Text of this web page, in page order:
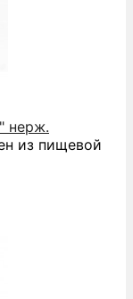
нерж.
из пищевой